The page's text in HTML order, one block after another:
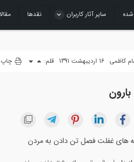
شده سایر آثار کاربران نقدها
کاظمی 16 اردیبهشت 1391 قلم: چاپ
های غفلت فصل تن دادن به مردن